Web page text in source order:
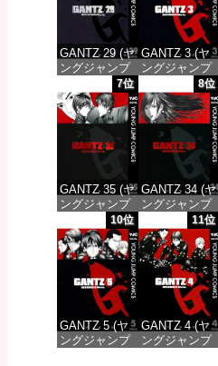
GANTZ 29 (ヤ
ングジャンプ
コミックス
DIGITAL)
価格：¥647
GANTZ 3 (ヤ
ングジャンプ
コミックス
DIGITAL)
価格：¥617
7位
GANTZ 35 (ヤ
ングジャンプ
コミックス
DIGITAL)
価格：¥647
8位
GANTZ 34 (ヤ
ングジャンプ
コミックス
DIGITAL)
価格：¥647
10位
GANTZ 5 (ヤ
ングジャンプ
11位
GANTZ 4 (ヤ
ングジャンプ